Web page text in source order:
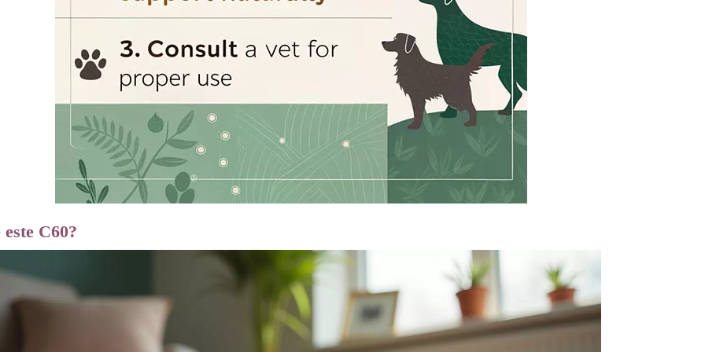
este C60?